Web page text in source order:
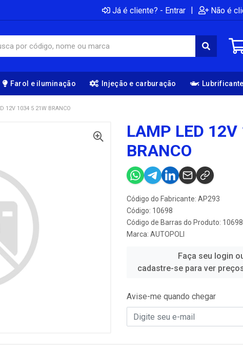
Já é cliente? - Entrar | Não é
Farol e iluminação Injeção e carburação
12V 1034 5 21W BRANCO
LAMP LED
BRANCO
Código do Fabricante: AP293
Código: 10698
Código de Barras do Produto: 10698
Marca: AUTOPOLI
Faça seu login
cadastre-se para ver
Avise-me quando chegar